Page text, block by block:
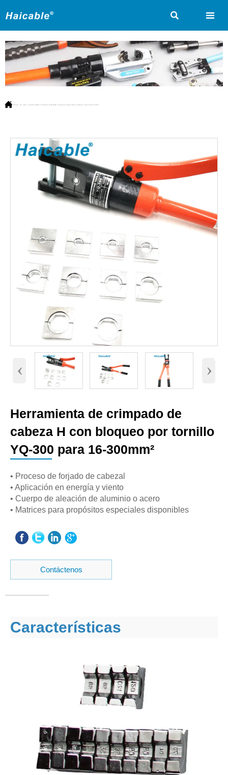
 
 Estás aquí: Producto Herramienta de crimpado de cabeza H con bloqueo por tornillo YQ-300 para 16-300mm²
‹ ›
Herramienta de crimpado de
cabeza H con bloqueo por tornillo
YQ-300 para 16-300mm²
• Proceso de forjado de cabezal
• Aplicación en energía y viento
• Cuerpo de aleación de aluminio o acero
• Matrices para propósitos especiales disponibles
Contáctenos
Características